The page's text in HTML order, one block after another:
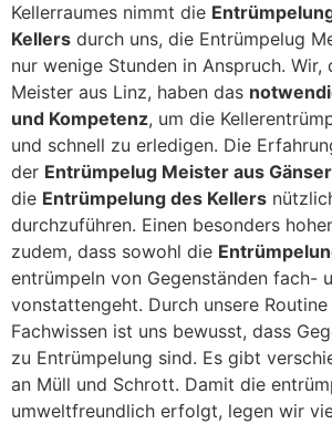
Kellerraumes nimmt die
Kellers durch uns, die Entrümpelug
nur wenige Stunden in Anspruch. Wir,
Meister aus Linz, haben das
und Kompetenz, um die
und schnell zu erledigen. Die
der Entrümpelug Meister aus
die Entrümpelung des Kellers
durchzuführen. Einen besonders
zudem, dass sowohl die
entrümpeln von Gegenständen fach-
vonstattengeht. Durch unsere
Fachwissen ist uns bewusst, dass
zu Entrümpelung sind. Es gibt
an Müll und Schrott. Damit die
umweltfreundlich erfolgt, legen wir